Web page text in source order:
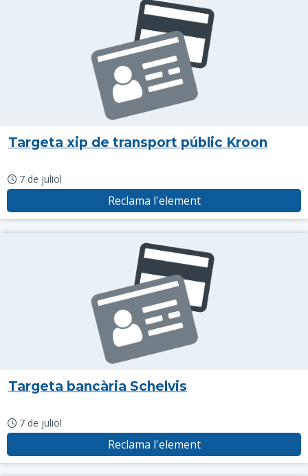
Targeta xip de transport públic Kroon
7 de juliol
Reclama l'element
Targeta bancària Schelvis
7 de juliol
Reclama l'element